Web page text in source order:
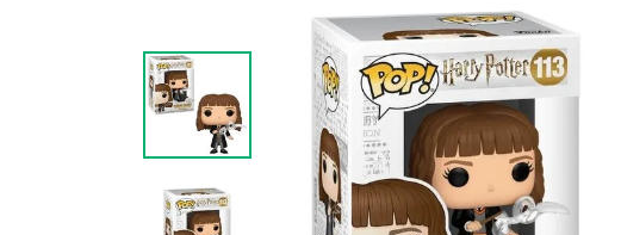
five nights at freddy s
our generation
7º
x-shot red
8º
funko pop
guerreiras kpop